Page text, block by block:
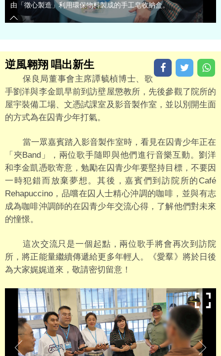
由「徵心製造」利用環保物料製成的手工皂收納盒。
逆風翱翔 唱出新生
保良局董事會主席譚毓楨博士、歌
手劉洋與李金凱早前到訪壁屋懲教所，先後參觀了院所的
屋宇裝備工場、文憑試課室及影音製作室，並以別開生面
的方式為在囚青少年打氣。
當一眾嘉賓踏入影音製作室時，看見在囚青少年正在
「夾Band」，兩位歌手隨即與他們進行音樂互動。劉洋
和李金凱憑歌寄意，勉勵在囚青少年要堅持目標，不要因
一時犯錯而放棄夢想。其後，嘉賓們到訪院所的Café
Rehapuccino，品嚐在囚人士精心沖調的咖啡，並與有志
成為咖啡沖調師的在囚青少年交流心得，了解他們對未來
的憧憬。
這次交流只是一個起點，兩位歌手將會再次到訪院
所，將正能量繼續傳遞給更多年輕人。《愛羣》將於日後
為大家娓娓道來，敬請密切留意！